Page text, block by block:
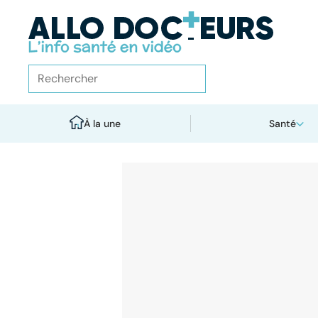
À la une Santé